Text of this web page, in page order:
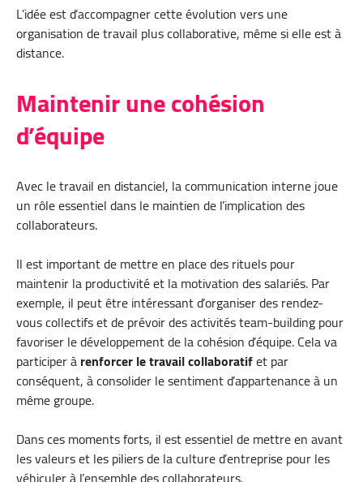
L’idée est d’accompagner cette évolution vers une
organisation de travail plus collaborative, même si elle est à
distance.
Maintenir une cohésion
d’équipe
Avec le travail en distanciel, la communication interne joue
un rôle essentiel dans le maintien de l’implication des
collaborateurs.
Il est important de mettre en place des rituels pour
maintenir la productivité et la motivation des salariés. Par
exemple, il peut être intéressant d’organiser des rendez-
vous collectifs et de prévoir des activités team-building pour
favoriser le développement de la cohésion d’équipe. Cela va
participer àrenforcer le travail collaboratifet par
conséquent, à consolider le sentiment d’appartenance à un
même groupe.
Dans ces moments forts, il est essentiel de mettre en avant
les valeurs et les piliers de la culture d’entreprise pour les